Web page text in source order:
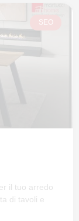
SEO
il tuo arredo
di tavoli e